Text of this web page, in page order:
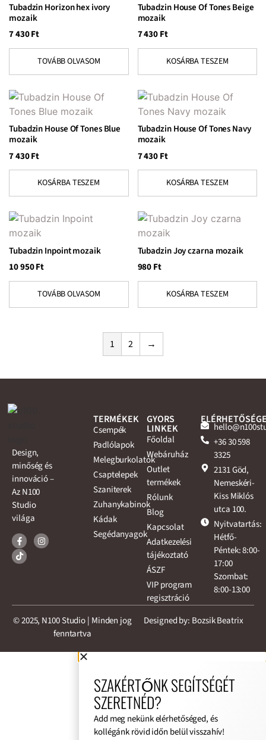
Tubadzin Horizon hex ivory
mozaik
7 430Ft
TOVÁBB OLVASOM
Tubadzin House Of Tones Beige
mozaik
7 430Ft
KOSÁRBA TESZEM
Tubadzin House Of Tones Blue
mozaik
7 430Ft
KOSÁRBA TESZEM
Tubadzin House Of Tones Navy
mozaik
7 430Ft
KOSÁRBA TESZEM
Tubadzin Inpoint mozaik
10 950Ft
TOVÁBB OLVASOM
Tubadzin Joy czarna mozaik
980Ft
KOSÁRBA TESZEM
1 2 →
Design,
minőség és
innováció –
Az N100
Studio
világa
TERMÉKEK
Csempék
Padlólapok
Melegburkolatok
Csaptelepek
Szaniterek
Zuhanykabinok
Kádak
Segédanyagok
GYORS
LINKEK
Főoldal
Webáruház
Outlet
termékek
Rólunk
Blog
Kapcsolat
Adatkezelési
tájékoztató
ÁSZF
VIP program
regisztráció
+36 30 598
3325
2131 Göd,
Nemeskéri-
Kiss Miklós
utca 100.
Nyitvatartás:
Hétfő-
Péntek: 8:00-
17:00
Szombat:
8:00-13:00
© 2025, N100 Studio | Minden jog
fenntartva
Designed by: Bozsik Beatrix
SZAKÉRTŐNK SEGÍTSÉGÉT
SZERETNÉD?
Add meg nekünk elérhetőséged, és
kollégánk rövid időn belül visszahív!